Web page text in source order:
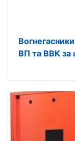
ВП та ВВК за